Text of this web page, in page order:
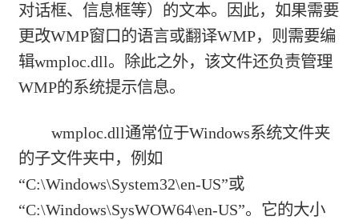
对话框、信息框等）的文本。因此，如果需要
更改WMP窗口的语言或翻译WMP，则需要编
辑wmploc.dll。除此之外，该文件还负责管理
WMP的系统提示信息。
wmploc.dll通常位于Windows系统文件夹
的子文件夹中，例如
“C:\Windows\System32\en-US”或
“C:\Windows\SysWOW64\en-US”。它的大小